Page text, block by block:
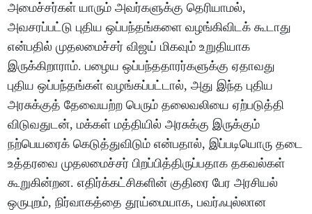
அமைச்சர்கள் யாரும் அவர்களுக்கு தெரியாமல்,
அவசரப்பட்டு புதிய ஒப்பந்தங்களை வழங்கிவிடக் கூடாது
என்பதில் முதலமைச்சர் விஜய் மிகவும் உறுதியாக
இருக்கிறாராம். பழைய ஒப்பந்ததாரர்களுக்கு ஏதாவது
புதிய ஒப்பந்தங்கள் வழங்கப்பட்டால், அது இந்த புதிய
அரசுக்குத் தேவையற்ற பெரும் தலைவலியை ஏற்படுத்தி
விடுவதுடன், மக்கள் மத்தியில் அரசுக்கு இருக்கும்
நற்பெயரைக் கெடுத்துவிடும் என்பதால், இப்படியொரு தடை
உத்தரவை முதலமைச்சர் பிறப்பித்திருப்பதாக தகவல்கள்
கூறுகின்றன. எதிர்க்கட்சிகளின் குதிரை பேர அரசியல்
ஒருபுறம், நிர்வாகத்தை தூய்மையாக, பவர்ஃபுல்லான